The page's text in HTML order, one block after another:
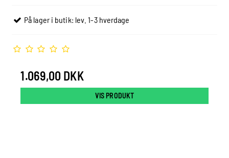
På lager i butik: lev. 1-3 hverdage
1.069,00 DKK
VIS PRODUKT